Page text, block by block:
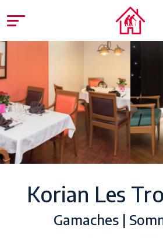
Korian Les
Gamaches |